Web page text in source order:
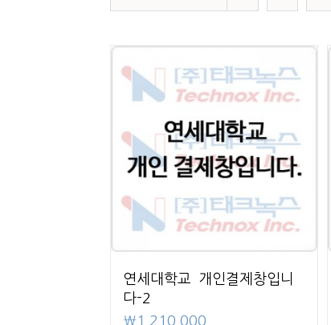
연세대학교 개인결제창입니
다-2
₩1,210,000